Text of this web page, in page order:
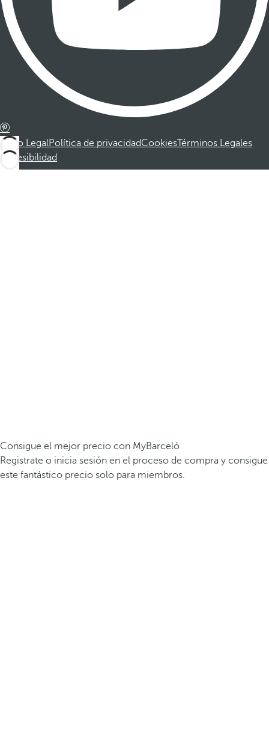
Aviso LegalPolítica de privacidadCookiesTérminos Legales
Accesibilidad
Consigue el mejor precio con MyBarceló
Registrate o inicia sesión en el proceso de compra y consigue
este fantástico precio solo para miembros.